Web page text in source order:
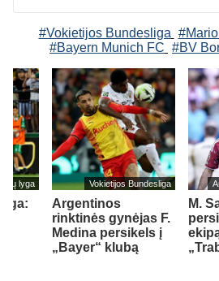
#Vokietijos Bundesliga
#Bayern Munich FC #BV
lyga Vokietijos Bundesliga
Argentinos
rinktinės gynėjas F.
Medina persikels į
„Bayer“ klubą
M.